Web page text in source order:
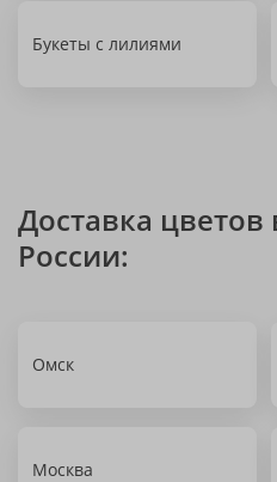
Букеты с лилиями
Доставка
России:
Омск
Москва